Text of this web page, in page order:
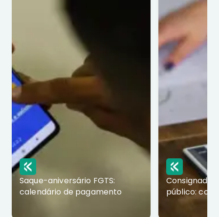
Saque-aniversário FGTS:
calendário de pagamento
Consignado
público: